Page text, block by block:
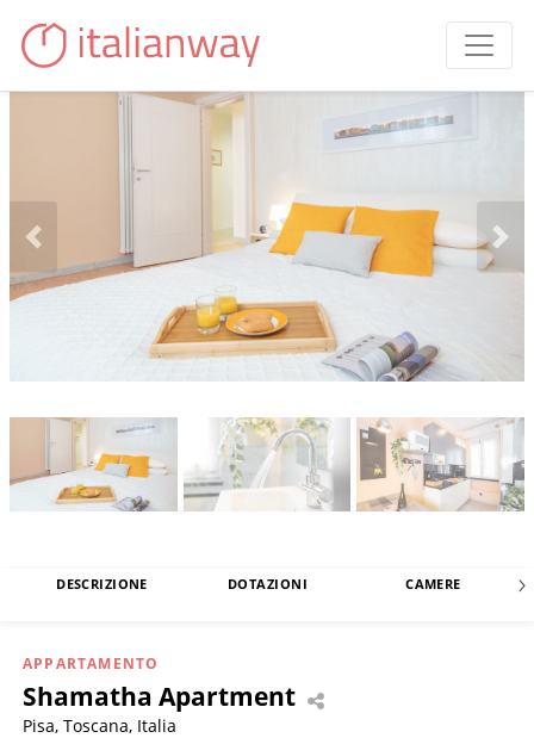
DESCRIZIONE DOTAZIONI CAMERE
APPARTAMENTO
Shamatha Apartment
Pisa, Toscana, Italia